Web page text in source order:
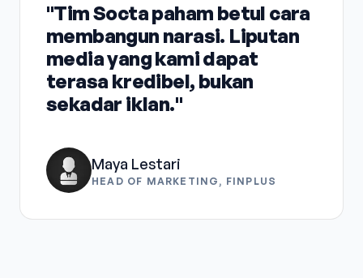
"Tim Socta paham betul cara
membangun narasi. Liputan
media yang kami dapat
terasa kredibel, bukan
sekadar iklan."
Maya Lestari
HEAD OF MARKETING, FINPLUS